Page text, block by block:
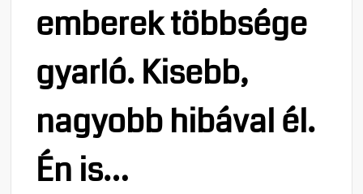
emberek többsége
gyarló. Kisebb,
nagyobb hibával él.
Én is…